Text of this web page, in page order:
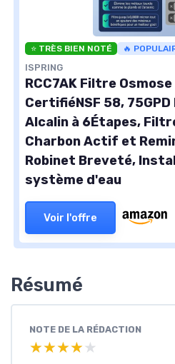
⭐ TRÈS BIEN NOTÉ 🔥
ISPRING
RCC7AK Filtre
CertifiéNSF 58,
Alcalin à 6Étapes,
Charbon Actif et
Robinet Breveté,
système d'eau
Voir l'offre
Résumé
NOTE DE LA RÉDACTION
★★★★★
★★★★★